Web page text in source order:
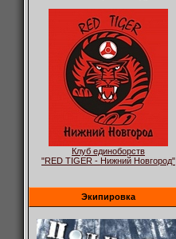
Клуб единоборств
"RED TIGER - Нижний Новгород"
Экипировка